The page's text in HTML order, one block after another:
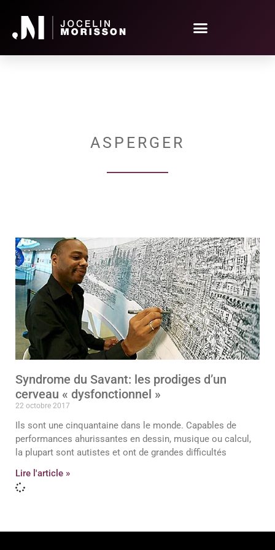
ASPERGER
Syndrome du Savant: les prodiges d’un
cerveau « dysfonctionnel »
22 octobre 2017
Ils sont une cinquantaine dans le monde. Capables de
performances ahurissantes en dessin, musique ou calcul,
la plupart sont autistes et ont de grandes difficultés
Lire l'article »